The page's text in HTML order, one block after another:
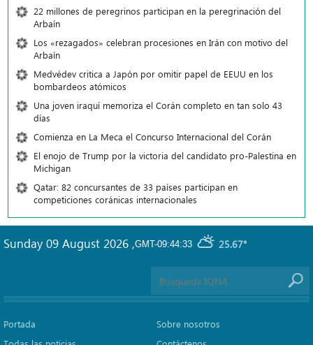
22 millones de peregrinos participan en la peregrinación del
Arbaín
Los «rezagados» celebran procesiones en Irán con motivo del
Arbaín
Medvédev critica a Japón por omitir papel de EEUU en los
bombardeos atómicos
Una joven iraquí memoriza el Corán completo en tan solo 43
días
Comienza en La Meca el Concurso Internacional del Corán
El enojo de Trump por la victoria del candidato pro-Palestina en
Michigan
Qatar: 82 concursantes de 33 países participan en
competiciones coránicas internacionales
GMT-09:44:33 25.67°
Sunday 09 August 2026 ,
Portada
Sobre nosotros